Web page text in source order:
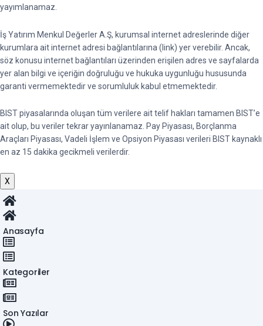
yayımlanamaz.
İş Yatırım Menkul Değerler A.Ş, kurumsal internet adreslerinde diğer
kurumlara ait internet adresi bağlantılarına (link) yer verebilir. Ancak,
söz konusu internet bağlantıları üzerinden erişilen adres ve sayfalarda
yer alan bilgi ve içeriğin doğruluğu ve hukuka uygunluğu hususunda
garanti vermemektedir ve sorumluluk kabul etmemektedir.
BIST piyasalarında oluşan tüm verilere ait telif hakları tamamen BIST’e
ait olup, bu veriler tekrar yayınlanamaz. Pay Piyasası, Borçlanma
Araçları Piyasası, Vadeli İşlem ve Opsiyon Piyasası verileri BIST kaynaklı
en az 15 dakika gecikmeli verilerdir.
X
Anasayfa
Kategoriler
Son Yazılar